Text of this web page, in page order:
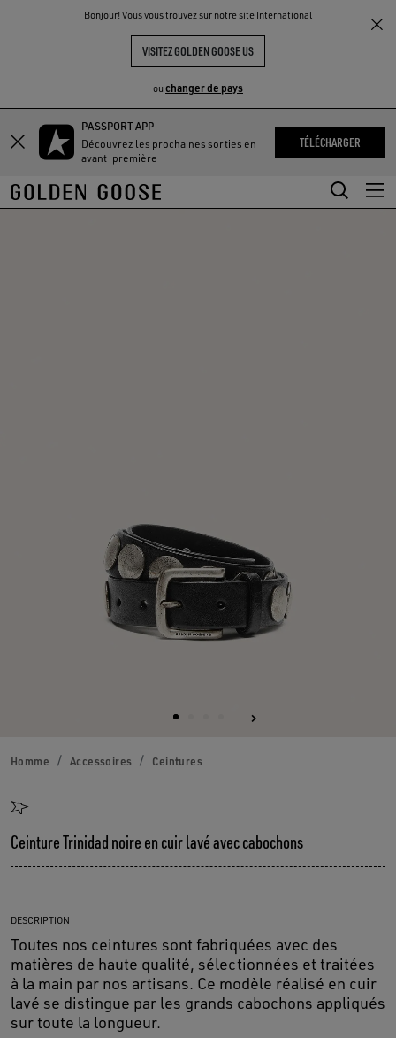
Bonjour! Vous vous trouvez sur notre site International
VISITEZ GOLDEN GOOSE US
ou changer de pays
Aller
au
principal
Aller
au
du
PASSPORT APP
Découvrez les prochaines sorties en
avant-première
TÉLÉCHARGER
THE
COMMUNITY
Homme Accessoires Ceintures
Ceinture Trinidad noire en cuir lavé avec cabochons
DESCRIPTION
Toutes nos ceintures sont fabriquées avec des
matières de haute qualité, sélectionnées et traitées
à la main par nos artisans. Ce modèle réalisé en cuir
lavé se distingue par les grands cabochons appliqués
sur toute la longueur.